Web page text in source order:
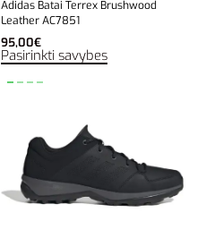
Adidas Batai Terrex Brushwood
Leather AC7851
95,00€
Pasirinkti savybes